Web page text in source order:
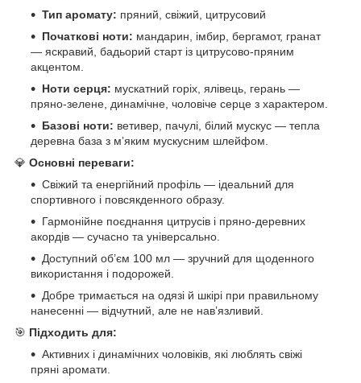
Тип аромату: пряний, свіжий, цитрусовий
Початкові ноти: мандарин, імбир, бергамот, гранат
— яскравий, бадьорий старт із цитрусово-пряним
акцентом.
Ноти серця: мускатний горіх, ялівець, герань —
пряно-зелене, динамічне, чоловіче серце з характером.
Базові ноти: ветивер, пачулі, білий мускус — тепла
деревна база з мʼяким мускусним шлейфом.
💎 Основні переваги:
Свіжий та енергійний профіль — ідеальний для
спортивного і повсякденного образу.
Гармонійне поєднання цитрусів і пряно-деревних
акордів — сучасно та універсально.
Доступний об’єм 100 мл — зручний для щоденного
використання і подорожей.
Добре тримається на одязі й шкірі при правильному
нанесенні — відчутний, але не навʼязливий.
🎯 Підходить для:
Активних і динамічних чоловіків, які люблять свіжі
пряні аромати.